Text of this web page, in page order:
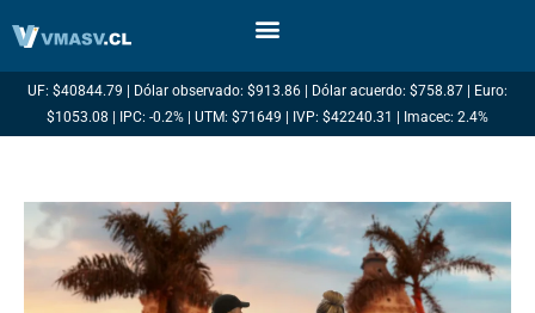
UF: $40844.79 | Dólar observado: $913.86 | Dólar acuerdo: $758.87 | Euro:
$1053.08 | IPC: -0.2% | UTM: $71649 | IVP: $42240.31 | Imacec: 2.4%